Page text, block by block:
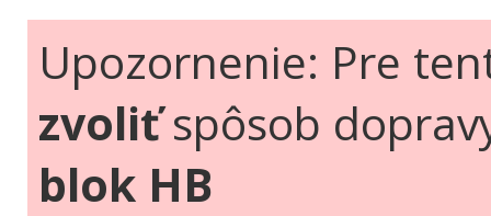
Upozornenie: Pre
zvoliťspôsob
blok HB